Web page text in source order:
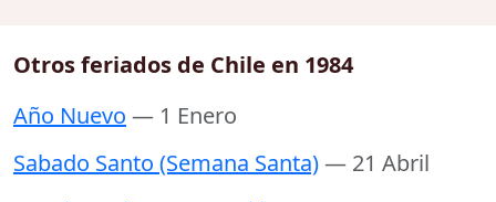
Otros feriados de Chile en 1984
Año Nuevo — 1 Enero
Sabado Santo (Semana Santa)— 21 Abril